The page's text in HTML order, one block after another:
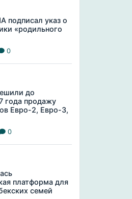
подписал указ о
«родильного
0
до
года продажу
Евро-2, Евро-3,
0
платформа для
семей